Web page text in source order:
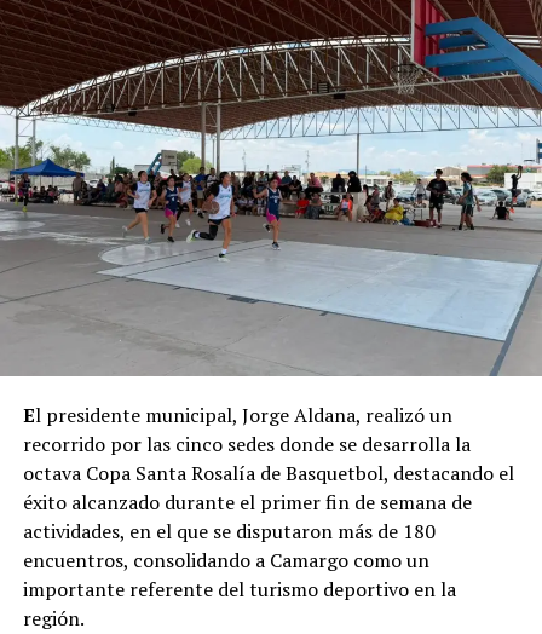
El presidente municipal, Jorge Aldana, realizó un
recorrido por las cinco sedes donde se desarrolla la
octava Copa Santa Rosalía de Basquetbol, destacando el
éxito alcanzado durante el primer fin de semana de
actividades, en el que se disputaron más de 180
encuentros, consolidando a Camargo como un
importante referente del turismo deportivo en la
región.